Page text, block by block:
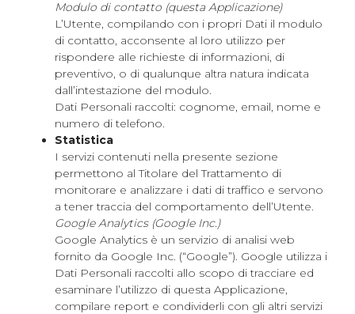
Modulo di contatto (questa Applicazione)
L’Utente, compilando con i propri Dati il modulo
di contatto, acconsente al loro utilizzo per
rispondere alle richieste di informazioni, di
preventivo, o di qualunque altra natura indicata
dall’intestazione del modulo.
Dati Personali raccolti: cognome, email, nome e
numero di telefono.
Statistica
I servizi contenuti nella presente sezione
permettono al Titolare del Trattamento di
monitorare e analizzare i dati di traffico e servono
a tener traccia del comportamento dell’Utente.
Google Analytics (Google Inc.)
Google Analytics è un servizio di analisi web
fornito da Google Inc. (“Google”). Google utilizza i
Dati Personali raccolti allo scopo di tracciare ed
esaminare l’utilizzo di questa Applicazione,
compilare report e condividerli con gli altri servizi